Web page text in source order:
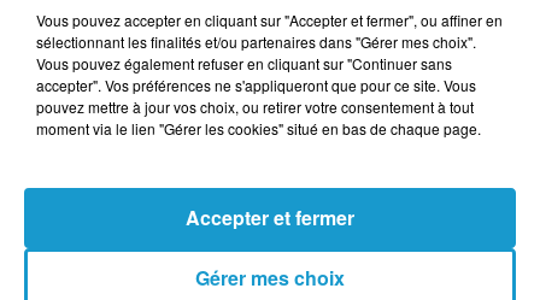
L'upload de fichier est limité à 2Mo pour les images et PDF et 5Mo
pour les audios.
L'upload de fichier est limité à 2Mo pour les images et PDF et 5Mo
Vous pouvez accepter en cliquant sur "Accepter et fermer", ou affiner en
sélectionnant les finalités et/ou partenaires dans "Gérer mes choix".
Vous pouvez également refuser en cliquant sur "Continuer sans
accepter". Vos préférences ne s'appliqueront que pour ce site. Vous
pouvez mettre à jour vos choix, ou retirer votre consentement à tout
moment via le lien "Gérer les cookies" situé en bas de chaque page.
Gérer mes choix
Accepter et fermer